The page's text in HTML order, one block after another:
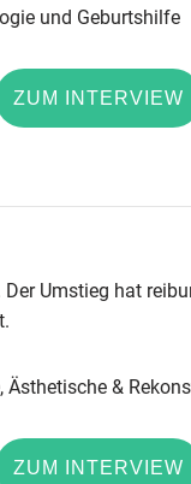
und Geburtshilfe
ZUM INTERVIEW
Umstieg hat
&
ZUM INTERVIEW